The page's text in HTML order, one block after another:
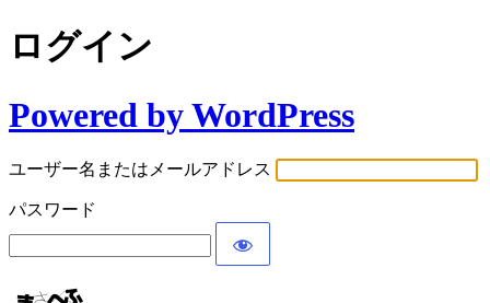
ログイン
Powered by WordPress
ユーザー名またはメールアドレス
パスワード